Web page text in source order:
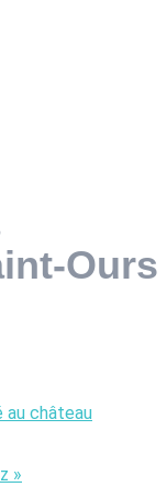
Ours
au château
»